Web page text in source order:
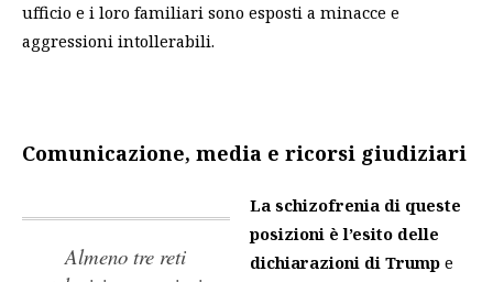
ufficio e i loro familiari sono esposti a minacce e
aggressioni intollerabili.
Comunicazione, media e ricorsi giudiziari
almeno tre reti
La schizofrenia di queste
posizioni è l’esito delle
dichiarazioni di Trump e